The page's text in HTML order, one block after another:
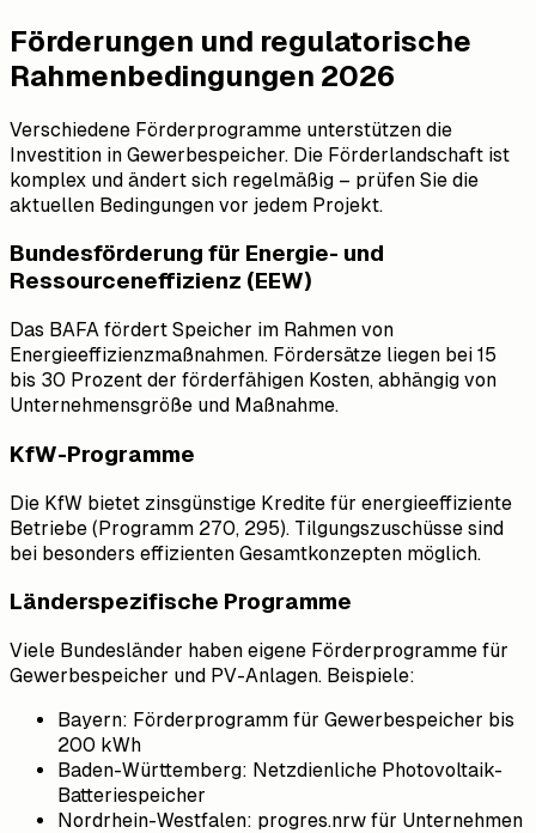
Förderungen und regulatorische
Rahmenbedingungen 2026
Verschiedene Förderprogramme unterstützen die
Investition in Gewerbespeicher. Die Förderlandschaft ist
komplex und ändert sich regelmäßig – prüfen Sie die
aktuellen Bedingungen vor jedem Projekt.
Bundesförderung für Energie- und
Ressourceneffizienz (EEW)
Das BAFA fördert Speicher im Rahmen von
Energieeffizienzmaßnahmen. Fördersätze liegen bei 15
bis 30 Prozent der förderfähigen Kosten, abhängig von
Unternehmensgröße und Maßnahme.
KfW-Programme
Die KfW bietet zinsgünstige Kredite für energieeffiziente
Betriebe (Programm 270, 295). Tilgungszuschüsse sind
bei besonders effizienten Gesamtkonzepten möglich.
Länderspezifische Programme
Viele Bundesländer haben eigene Förderprogramme für
Gewerbespeicher und PV-Anlagen. Beispiele:
Bayern: Förderprogramm für Gewerbespeicher bis
200 kWh
Baden-Württemberg: Netzdienliche Photovoltaik-
Batteriespeicher
Nordrhein-Westfalen: progres.nrw für Unternehmen